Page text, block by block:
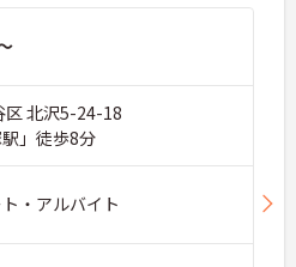
区 北沢5-24-18
」徒歩8分
・アルバイト